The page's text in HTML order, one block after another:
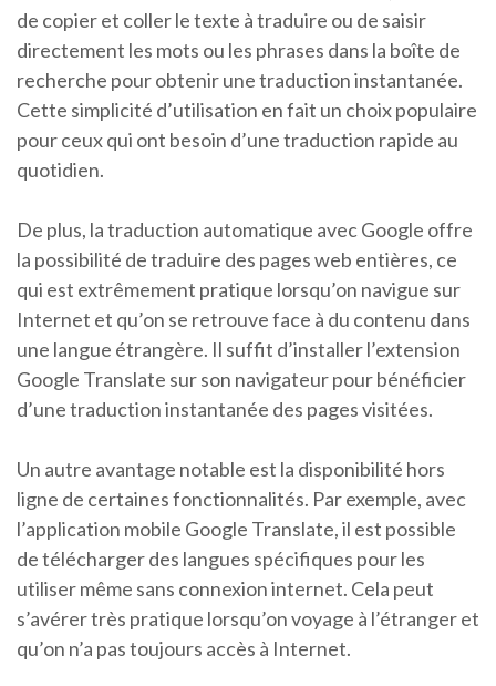
de copier et coller le texte à traduire ou de saisir
directement les mots ou les phrases dans la boîte de
recherche pour obtenir une traduction instantanée.
Cette simplicité d’utilisation en fait un choix populaire
pour ceux qui ont besoin d’une traduction rapide au
quotidien.
De plus, la traduction automatique avec Google offre
la possibilité de traduire des pages web entières, ce
qui est extrêmement pratique lorsqu’on navigue sur
Internet et qu’on se retrouve face à du contenu dans
une langue étrangère. Il suffit d’installer l’extension
Google Translate sur son navigateur pour bénéficier
d’une traduction instantanée des pages visitées.
Un autre avantage notable est la disponibilité hors
ligne de certaines fonctionnalités. Par exemple, avec
l’application mobile Google Translate, il est possible
de télécharger des langues spécifiques pour les
utiliser même sans connexion internet. Cela peut
s’avérer très pratique lorsqu’on voyage à l’étranger et
qu’on n’a pas toujours accès à Internet.